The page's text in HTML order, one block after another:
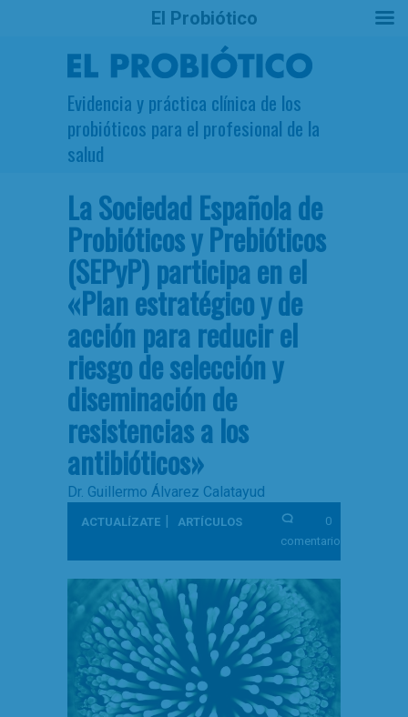
Evidencia y práctica clínica de los
probióticos para el profesional de la
salud
La Sociedad Española de
Probióticos y Prebióticos
(SEPyP) participa en el
«Plan estratégico y de
acción para reducir el
riesgo de selección y
diseminación de
resistencias a los
antibióticos»
Dr. Guillermo Álvarez Calatayud
ACTUALÍZATE | ARTÍCULOS
0
comentarios
El Probiótico